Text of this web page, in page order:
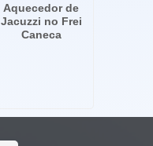
Aquecedor de
Jacuzzi no Frei
Caneca